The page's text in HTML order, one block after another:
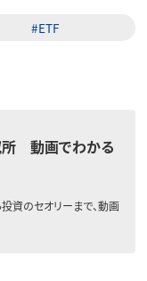
#ETF
動画でわかる
資のセオリーまで、動画